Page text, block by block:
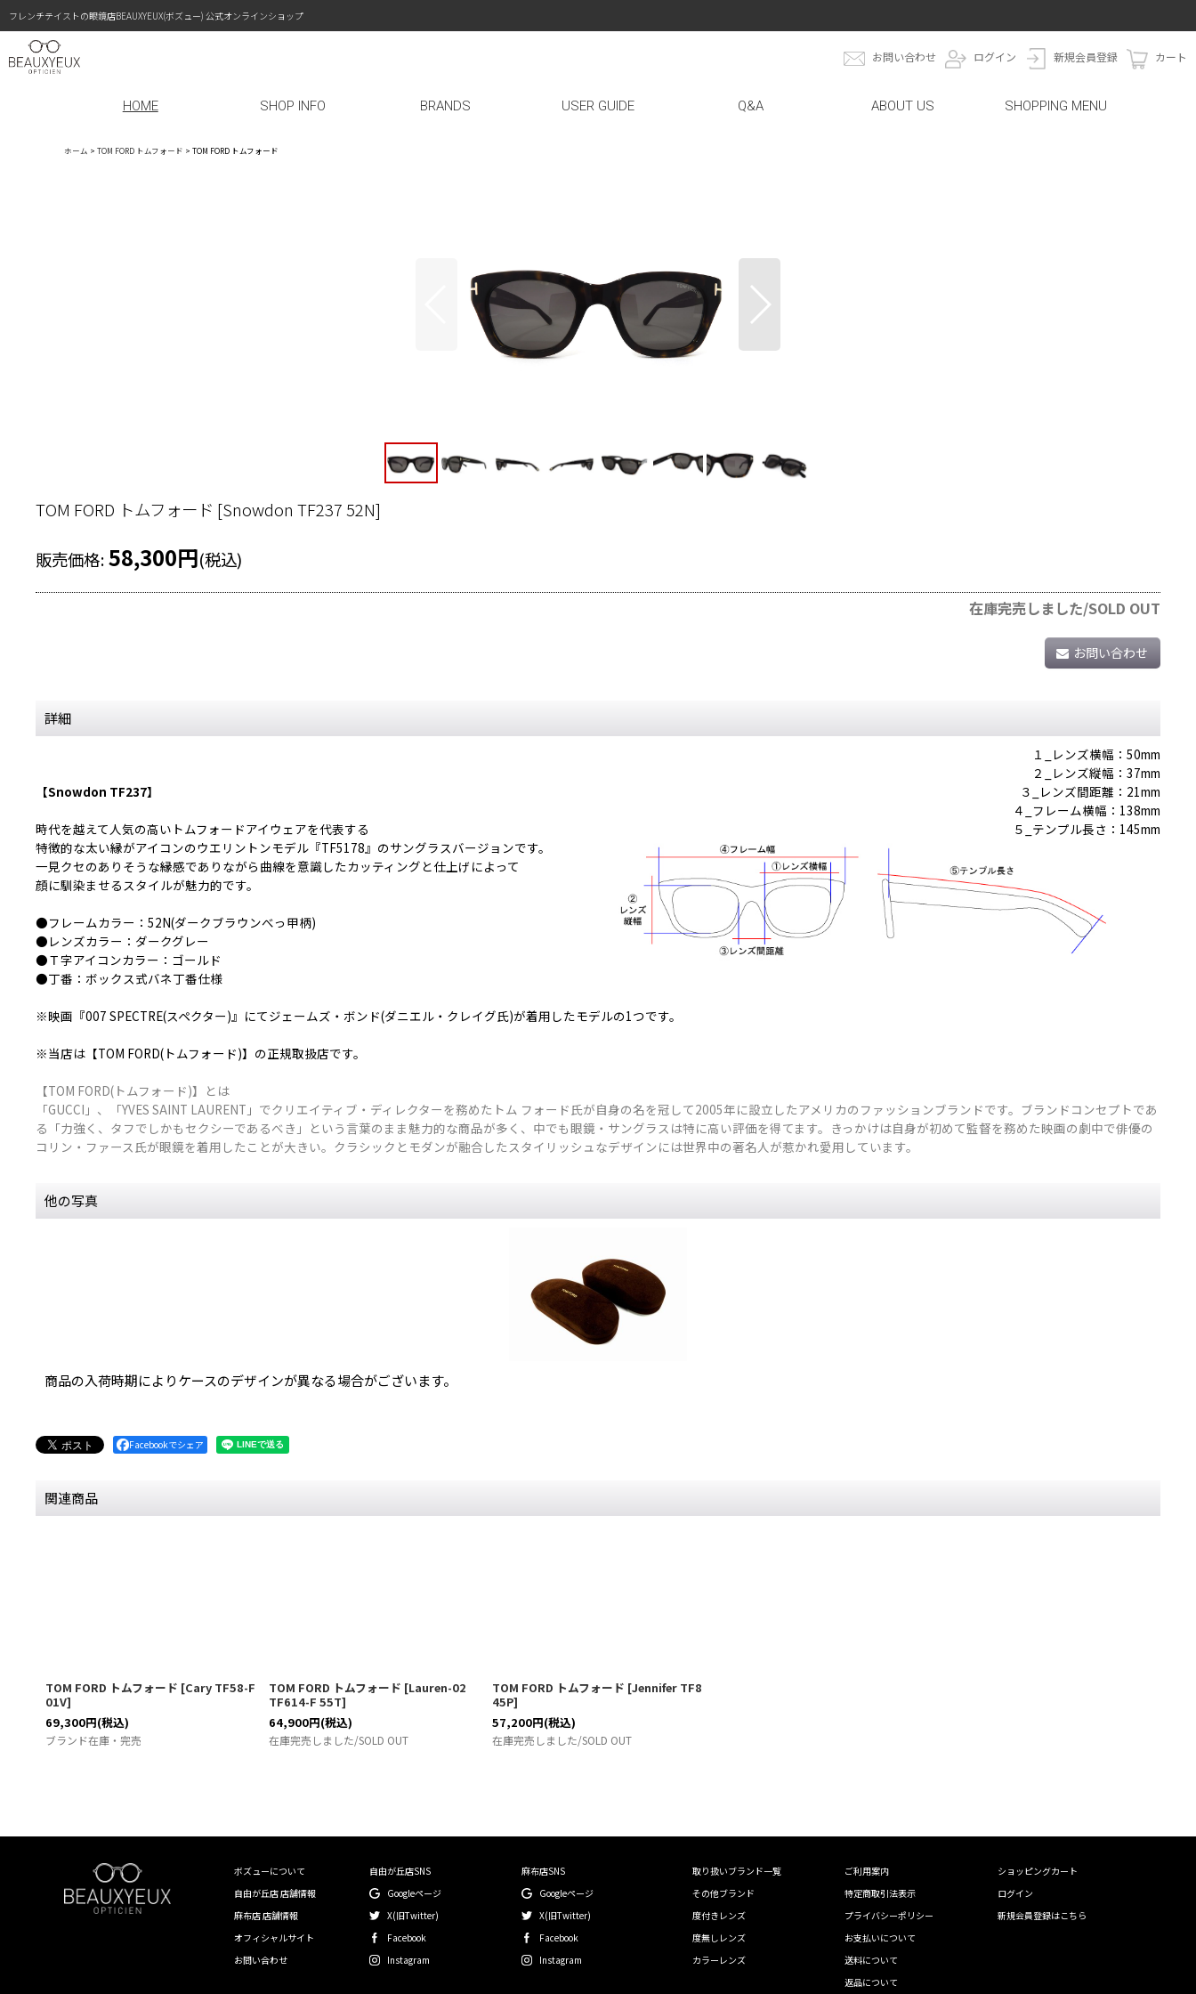
フレンチテイストの眼鏡店BEAUXYEUX(ボズュー) 公式オンラインショップ
お問い合わせ ログイン 新規会員登録 カート
HOME SHOP INFO BRANDS USER GUIDE Q&A ABOUT US SHOPPING MENU
ホーム > TOM FORD トムフォード > TOM FORD トムフォード
TOM FORD トムフォード [Snowdon TF237 52N]
販売価格: 58,300円(税込)
在庫完売しました/SOLD OUT
お問い合わせ
詳細
１_レンズ横幅：50mm
２_レンズ縦幅：37mm
３_レンズ間距離：21mm
４_フレーム横幅：138mm
５_テンプル長さ：145mm
【Snowdon TF237】
時代を越えて人気の高いトムフォードアイウェアを代表する
特徴的な太い縁がアイコンのウエリントンモデル『TF5178』のサングラスバージョンです。
一見クセのありそうな縁感でありながら曲線を意識したカッティングと仕上げによって
顔に馴染ませるスタイルが魅力的です。
●フレームカラー：52N(ダークブラウンべっ甲柄)
●レンズカラー：ダークグレー
●Ｔ字アイコンカラー：ゴールド
●丁番：ボックス式バネ丁番仕様
※映画『007 SPECTRE(スペクター)』にてジェームズ・ボンド(ダニエル・クレイグ氏)が着用したモデルの1つです。
※当店は【TOM FORD(トムフォード)】の正規取扱店です。
【TOM FORD(トムフォード)】とは
「GUCCI」、「YVES SAINT LAURENT」でクリエイティブ・ディレクターを務めたトム フォード氏が自身の名を冠して2005年に設立したアメリカのファッションブランドです。ブランドコンセプトであ
る「力強く、タフでしかもセクシーであるべき」という言葉のまま魅力的な商品が多く、中でも眼鏡・サングラスは特に高い評価を得てます。きっかけは自身が初めて監督を務めた映画の劇中で俳優の
コリン・ファース氏が眼鏡を着用したことが大きい。クラシックとモダンが融合したスタイリッシュなデザインには世界中の著名人が惹かれ愛用しています。
他の写真
商品の入荷時期によりケースのデザインが異なる場合がございます。
Facebookでシェア
関連商品
TOM FORD トムフォード [Cary TF58-F
01V]
69,300円(税込)
ブランド在庫・完売
TOM FORD トムフォード [Lauren-02
TF614-F 55T]
64,900円(税込)
在庫完売しました/SOLD OUT
TOM FORD トムフォード [Jennifer TF8
45P]
57,200円(税込)
在庫完売しました/SOLD OUT
ボズューについて
自由が丘店 店舗情報
麻布店 店舗情報
オフィシャルサイト
お問い合わせ
自由が丘店SNS
Googleページ
X(旧Twitter)
Facebook
Instagram
麻布店SNS
Googleページ
X(旧Twitter)
Facebook
Instagram
取り扱いブランド一覧
その他ブランド
度付きレンズ
度無しレンズ
カラーレンズ
ご利用案内
特定商取引法表示
プライバシーポリシー
お支払いについて
送料について
返品について
ショッピングカート
ログイン
新規会員登録はこちら